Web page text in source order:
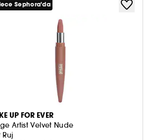
Sephora'da
UP FOR EVER
Artist Velvet Nude
Ruj